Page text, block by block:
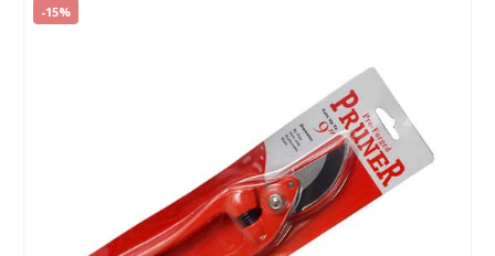
-15%